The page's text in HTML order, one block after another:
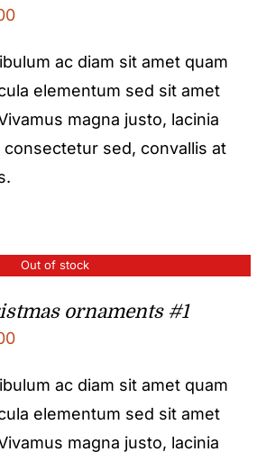
ac diam sit amet quam
elementum sed sit amet
magna justo, lacinia
consectetur sed, convallis at
Out of stock
ornaments #1
ac diam sit amet quam
elementum sed sit amet
magna justo, lacinia